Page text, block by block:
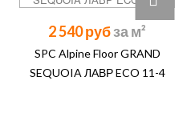
2 540 руб
SPC Alpine Floor GRAND
SEQUOIA ЛАВР ECO 11-4